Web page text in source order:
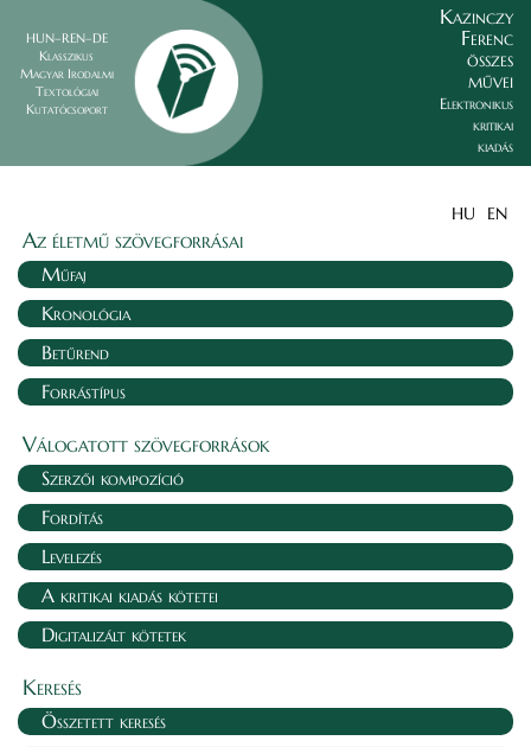
HUN–REN–DE
Klasszikus
Magyar Irodalmi
Textológiai
Kutatócsoport
Kazinczy
Ferenc
összes
művei
Elektronikus
kritikai
kiadás
HU EN
Az életmű szövegforrásai
Műfaj
Kronológia
Betűrend
Forrástípus
Válogatott szövegforrások
Szerzői kompozíció
Fordítás
Levelezés
A kritikai kiadás kötetei
Digitalizált kötetek
Keresés
Összetett keresés